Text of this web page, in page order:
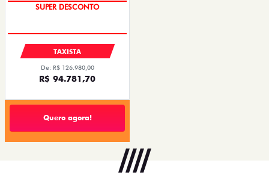
SUPER DESCONTO
TAXISTA
De: R$ 126.980,00
R$ 94.781,70
Quero agora!